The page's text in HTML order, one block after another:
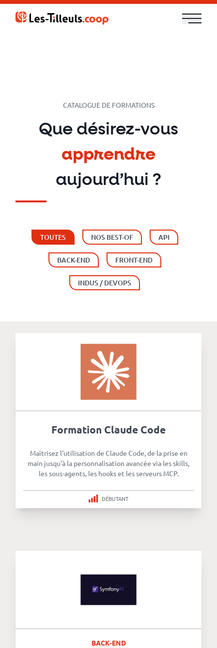
Aller
Cloud
DevOps
Technologies
responsable
Simulateur
API
Platform
Aller
CATALOGUE DE FORMATIONS
Que désirez-vous
apprendre
aujourd’hui ?
TOUTES NOS BEST-OF API
BACK-END FRONT-END
INDUS / DEVOPS
Formation Claude Code
Maîtrisez l'utilisation de Claude Code, de la prise en
main jusqu'à la personnalisation avancée via les skills,
les sous-agents, les hooks et les serveurs MCP.
DÉBUTANT
BACK-END